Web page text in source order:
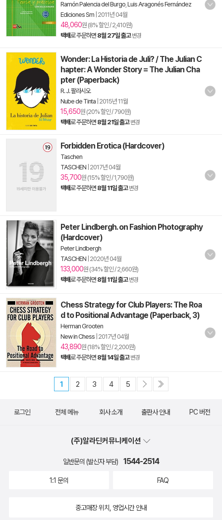
Ramón Palencia del Burgo Luis Aragonés Fernández
Ediciones Sm 2011년 04월
48,060원 (8% 할인 / 2,410원)
택배로 주문하면 8월 27일 출고 변경
Wonder: La Historia de Juli? / The Julian C
hapter: A Wonder Story = The Julian Cha
pter (Paperback)
R. J. 팔라시오
Nube de Tinta 2015년 11월
15,650원 (20% 할인 / 790원)
택배로 주문하면 8월 21일 출고 변경
Forbidden Erotica (Hardcover)
Taschen
TASCHEN 2017년 04월
35,700원 (15% 할인 / 1,790원)
택배로 주문하면 8월 11일 출고 변경
Peter Lindbergh. on Fashion Photography
(Hardcover)
Peter Lindbergh
TASCHEN 2020년 04월
133,000원 (34% 할인 / 2,660원)
택배로 주문하면 8월 11일 출고 변경
Chess Strategy for Club Players: The Roa
d to Positional Advantage (Paperback, 3)
Herman Grooten
New in Chess 2017년 04월
43,890원 (18% 할인 / 2,200원)
택배로 주문하면 8월 14일 출고 변경
1 2 3 4 5
로그인 전체 메뉴 회사 소개 출판사 안내 PC 버전
(주)알라딘커뮤니케이션
일반문의 (발신자 부담) 1544-2514
1:1 문의 FAQ
중고매장 위치, 영업시간 안내